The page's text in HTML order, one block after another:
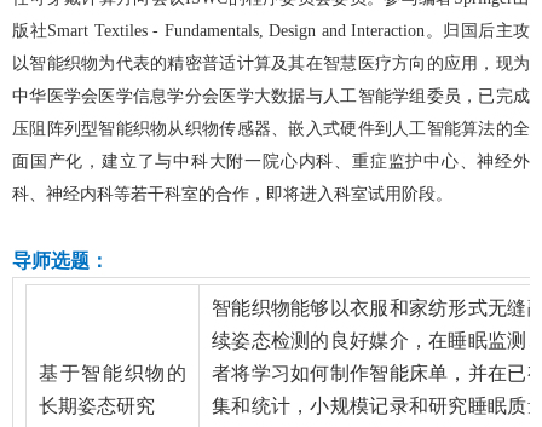
版社Smart Textiles - Fundamentals, Design and Interaction。归国后主攻
以智能织物为代表的精密普适计算及其在智慧医疗方向的应用，现为
中华医学会医学信息学分会医学大数据与人工智能学组委员，已完成
压阻阵列型智能织物从织物传感器、嵌入式硬件到人工智能算法的全
面国产化，建立了与中科大附一院心内科、重症监护中心、神经外
科、神经内科等若干科室的合作，即将进入科室试用阶段。
导师选题：
基于智能织物的
长期姿态研究
智能织物能够以衣服和家纺形式无缝
续姿态检测的良好媒介，在睡眠监测
者将学习如何制作智能床单，并在已
集和统计，小规模记录和研究睡眠质